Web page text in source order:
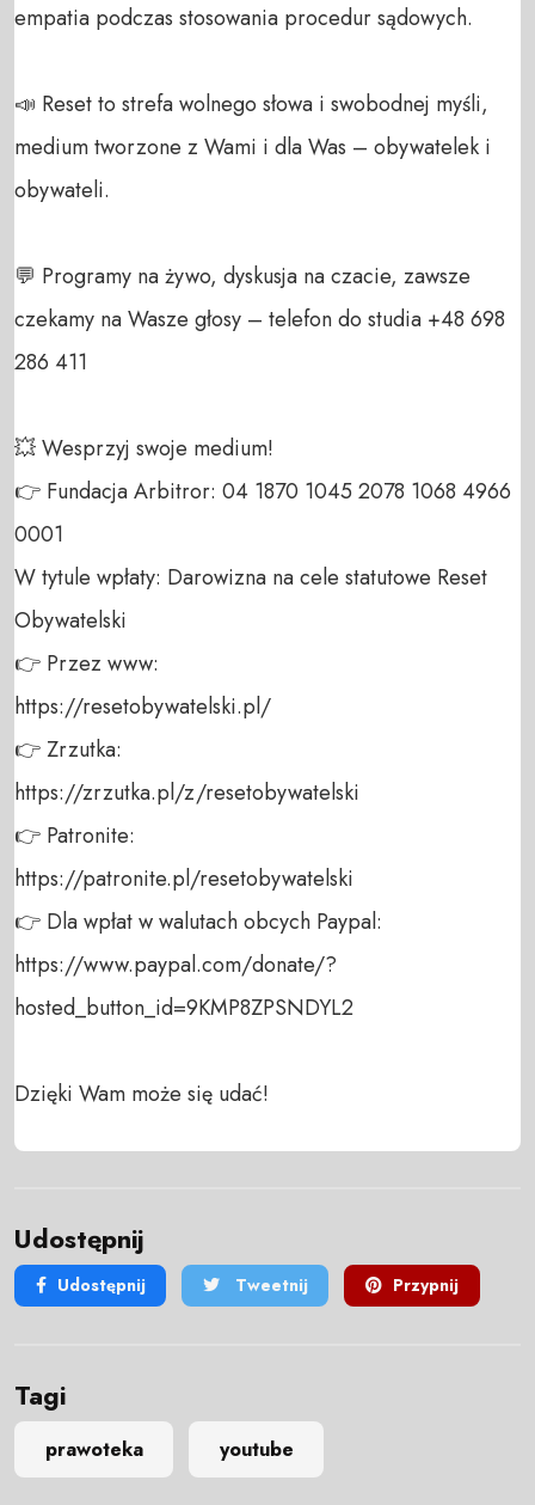
empatia podczas stosowania procedur sądowych.
📣 Reset to strefa wolnego słowa i swobodnej myśli,
medium tworzone z Wami i dla Was – obywatelek i
obywateli.
💬 Programy na żywo, dyskusja na czacie, zawsze
czekamy na Wasze głosy – telefon do studia +48 698
286 411
💥 Wesprzyj swoje medium!
👉 Fundacja Arbitror: 04 1870 1045 2078 1068 4966
0001
W tytule wpłaty: Darowizna na cele statutowe Reset
Obywatelski
👉 Przez www:
https://resetobywatelski.pl/
👉 Zrzutka:
https://zrzutka.pl/z/resetobywatelski
👉 Patronite:
https://patronite.pl/resetobywatelski
👉 Dla wpłat w walutach obcych Paypal:
https://www.paypal.com/donate/?
hosted_button_id=9KMP8ZPSNDYL2
Dzięki Wam może się udać!
Udostępnij
Udostępnij Tweetnij Przypnij
Tagi
prawoteka youtube